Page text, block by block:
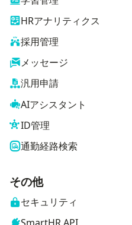
HRアナリティクス
採用管理
メッセージ
汎用申請
AIアシスタント
ID管理
通勤経路検索
その他
セキュリティ